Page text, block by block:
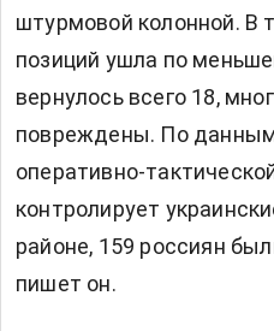
штурмовой колонной. В
позиций ушла по
вернулось всего 18,
повреждены. По
оперативно-
контролирует
районе, 159 россиян
пишет он.